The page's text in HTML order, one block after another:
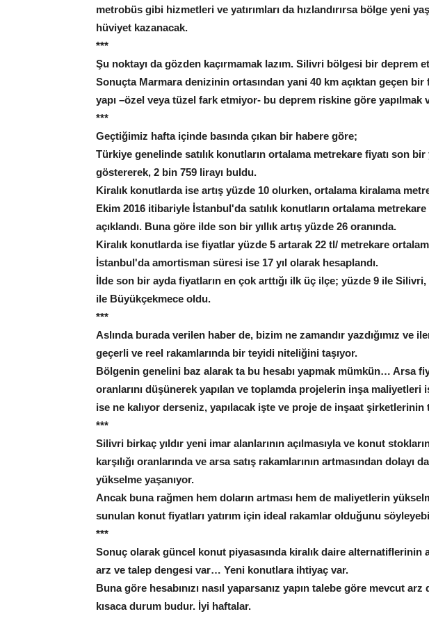
metrobüs gibi hizmetleri ve yatırımları da hızlandırırsa bölge yeni
hüviyet kazanacak.
***
Şu noktayı da gözden kaçırmamak lazım. Silivri bölgesi bir deprem
Sonuçta Marmara denizinin ortasından yani 40 km açıktan geçen bir
yapı –özel veya tüzel fark etmiyor- bu deprem riskine göre yapılmak
***
Geçtiğimiz hafta içinde basında çıkan bir habere göre;
Türkiye genelinde satılık konutların ortalama metrekare fiyatı son bir
göstererek, 2 bin 759 lirayı buldu.
Kiralık konutlarda ise artış yüzde 10 olurken, ortalama kiralama
Ekim 2016 itibariyle İstanbul'da satılık konutların ortalama metrekare
açıklandı. Buna göre ilde son bir yıllık artış yüzde 26 oranında.
Kiralık konutlarda ise fiyatlar yüzde 5 artarak 22 tl/ metrekare
İstanbul'da amortisman süresi ise 17 yıl olarak hesaplandı.
İlde son bir ayda fiyatların en çok arttığı ilk üç ilçe; yüzde 9 ile
ile Büyükçekmece oldu.
***
Aslında burada verilen haber de, bizim ne zamandır yazdığımız ve
geçerli ve reel rakamlarında bir teyidi niteliğini taşıyor.
Bölgenin genelini baz alarak ta bu hesabı yapmak mümkün… Arsa
oranlarını düşünerek yapılan ve toplamda projelerin inşa maliyetleri
ise ne kalıyor derseniz, yapılacak işte ve proje de inşaat şirketlerinin
***
Silivri birkaç yıldır yeni imar alanlarının açılmasıyla ve konut
karşılığı oranlarında ve arsa satış rakamlarının artmasından
yükselme yaşanıyor.
Ancak buna rağmen hem doların artması hem de maliyetlerin
sunulan konut fiyatları yatırım için ideal rakamlar olduğunu
***
Sonuç olarak güncel konut piyasasında kiralık daire alternatiflerinin
arz ve talep dengesi var… Yeni konutlara ihtiyaç var.
Buna göre hesabınızı nasıl yaparsanız yapın talebe göre mevcut
kısaca durum budur. İyi haftalar.